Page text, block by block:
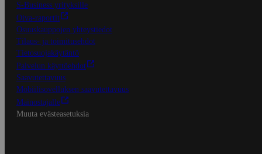
S-Business yrityksille
Oiva-raportit
Osuuskauppojen yhteystiedot
Tilaus- ja toimitusehdot
Tietosuojakäytäntö
Palvelun käyttöehdot
Saavutettavuus
Mobiilisovelluksen saavutettavuus
Mainostajalle
Muuta evästeasetuksia